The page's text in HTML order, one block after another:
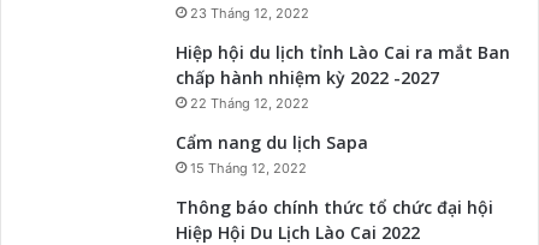
23 Tháng 12, 2022
Hiệp hội du lịch tỉnh Lào Cai ra mắt Ban
chấp hành nhiệm kỳ 2022 -2027
22 Tháng 12, 2022
Cẩm nang du lịch Sapa
15 Tháng 12, 2022
Thông báo chính thức tổ chức đại hội
Hiệp Hội Du Lịch Lào Cai 2022